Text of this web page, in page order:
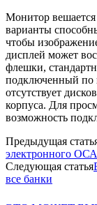
Монитор
варианты
чтобы
дисплей может
флешки,
подключенный по
отсутствует
корпуса. Для
возможность
Предыдущая
электронного
Следующая статья
все банки